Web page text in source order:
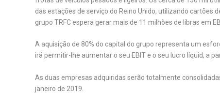
das estações de serviço do Reino Unido, utilizando cartões
grupo TRFC espera gerar mais de 11 milhões de libras em
A aquisição de 80% do capital do grupo representa um
irá permitir-lhe aumentar o seu EBIT e o seu lucro líquid, a
As duas empresas adquiridas serão totalmente
janeiro de 2019.